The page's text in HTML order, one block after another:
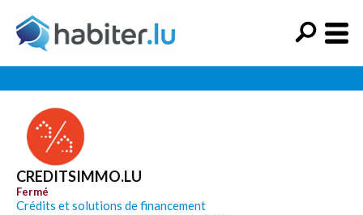
CREDITSIMMO.LU
Fermé
Crédits et solutions de financement